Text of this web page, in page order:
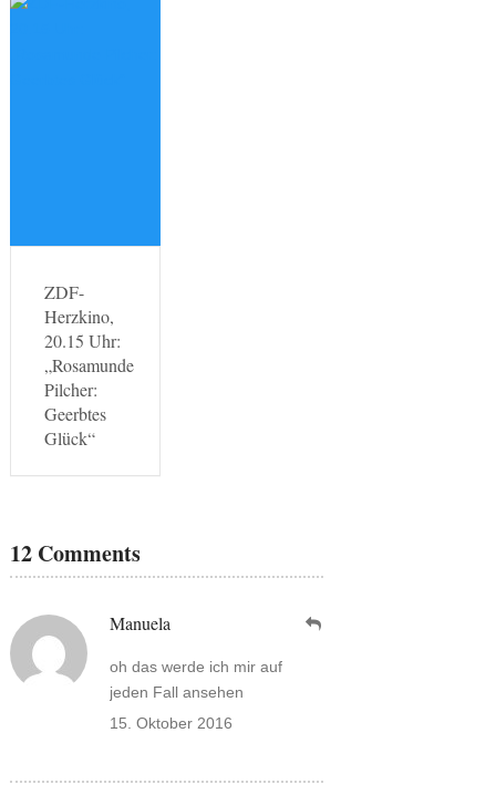
ZDF-
Herzkino,
20.15 Uhr:
„Rosamunde
Pilcher:
Geerbtes
Glück“
12 Comments
Manuela
oh das werde ich mir auf
jeden Fall ansehen
15. Oktober 2016